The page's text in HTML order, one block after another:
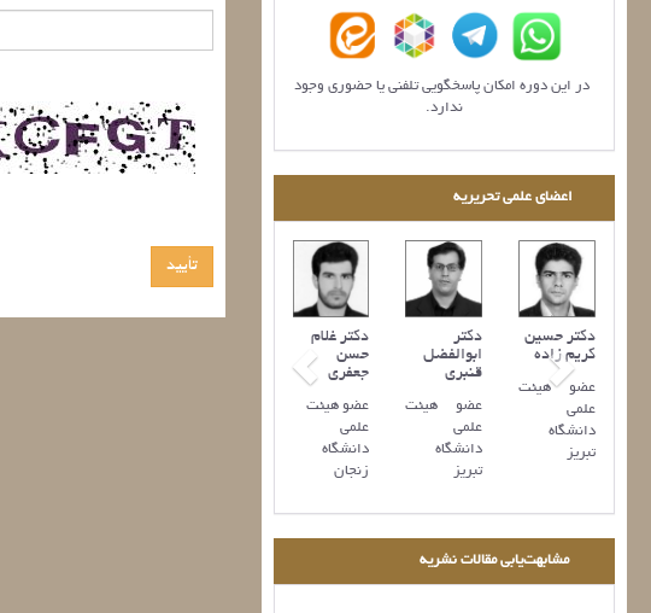
در این دوره امکان پاسخگویی تلفنی یا حضوری وجود
ندارد.
اعضای علمی تحریریه
دکتر غلام
حسن
جعفری
عضو هیئت
علمی
دانشگاه
زنجان
دکتر
ابوالفضل
قنبری
عضو هیئت
علمی
دانشگاه
تبریز
دکتر حسين
کريم زاده
عضو هیئت
علمی
دانشگاه
تبریز
مشابهت‌یابی مقالات نشریه